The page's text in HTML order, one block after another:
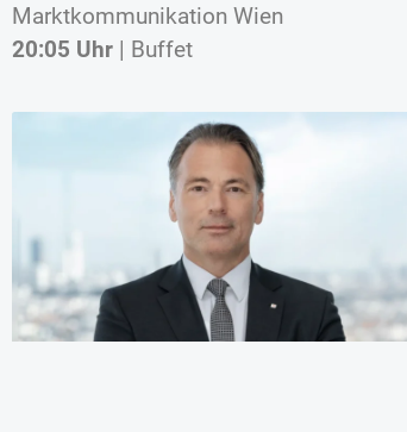
Marktkommunikation Wien
­20:05 Uhr | Buffet